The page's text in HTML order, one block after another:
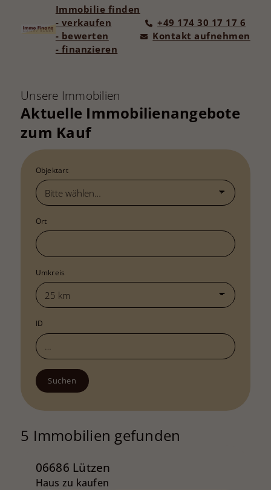
Immobilie finden
- verkaufen
- bewerten
- finanzieren
+49 174 30 17 17 6
Kontakt aufnehmen
Unsere Immobilien
Aktuelle Immobilienangebote
zum Kauf
Objektart
Ort
Umkreis
ID
Suchen
5 Immobilien gefunden
06686 Lützen
Haus zu kaufen